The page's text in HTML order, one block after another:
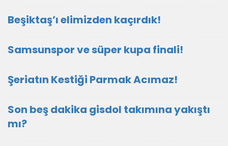
Beşiktaş’ı elimizden kaçırdık!
Samsunspor ve süper kupa finali!
Şeriatın Kestiği Parmak Acımaz!
Son beş dakika gisdol takımına yakıştı
mı?